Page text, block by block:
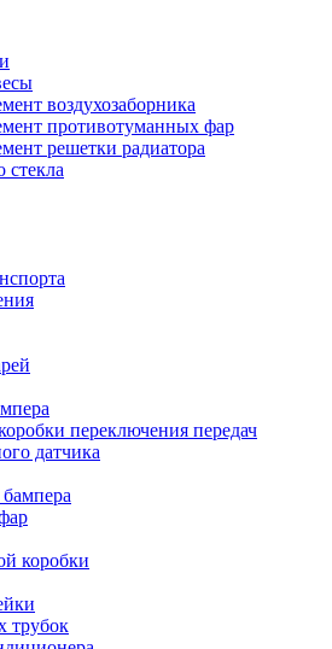
воздухозаборника
противотуманных фар
решетки радиатора
стекла
переключения передач
датчика
коробки
трубок